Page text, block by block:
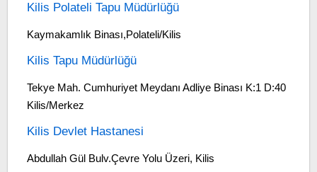
Kilis Polateli Tapu Müdürlüğü
Kaymakamlık Binası,Polateli/Kilis
Kilis Tapu Müdürlüğü
Tekye Mah. Cumhuriyet Meydanı Adliye Binası K:1 D:40
Kilis/Merkez
Kilis Devlet Hastanesi
Abdullah Gül Bulv.Çevre Yolu Üzeri, Kilis